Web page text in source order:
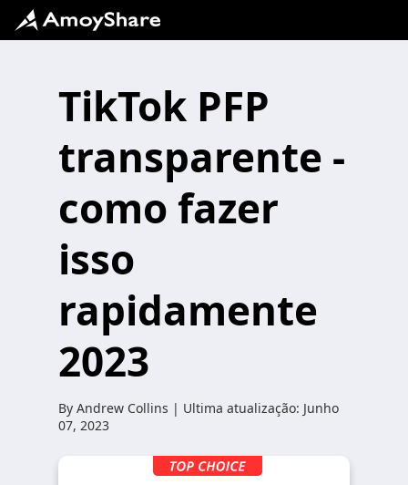
TikTok PFP
transparente -
como fazer
isso
rapidamente
2023
By Andrew Collins | Ultima atualização: Junho
07, 2023